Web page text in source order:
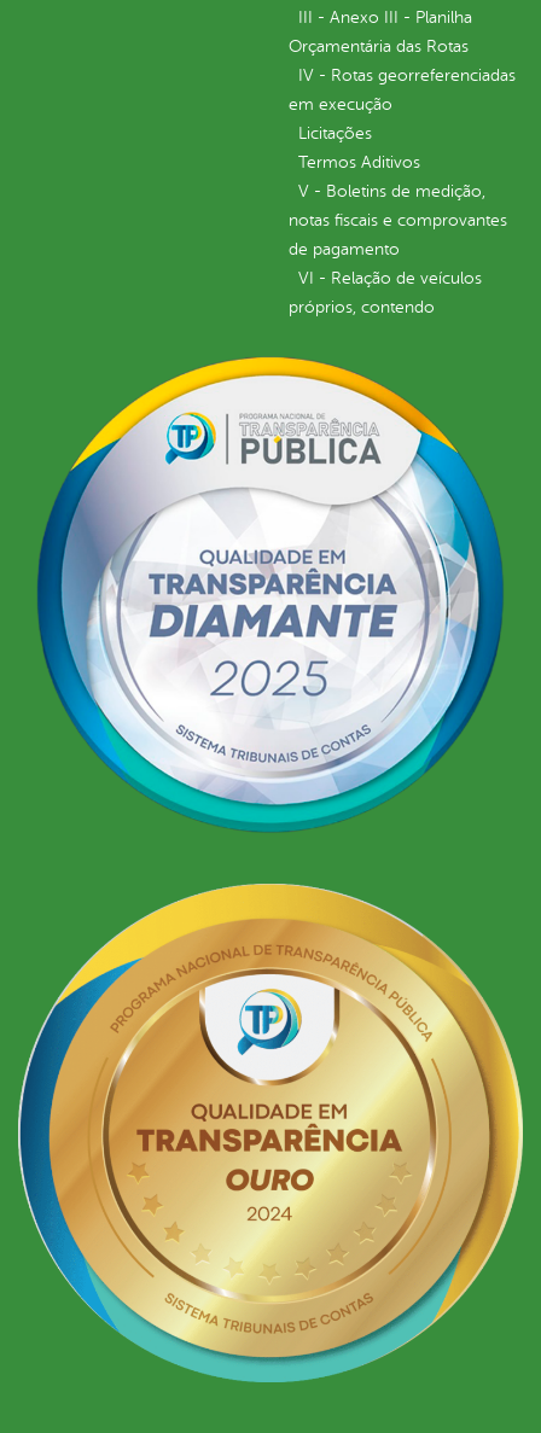
III - Anexo III - Planilha
Orçamentária das Rotas
IV - Rotas georreferenciadas
em execução
Licitações
Termos Aditivos
V - Boletins de medição,
notas fiscais e comprovantes
de pagamento
VI - Relação de veículos
próprios, contendo